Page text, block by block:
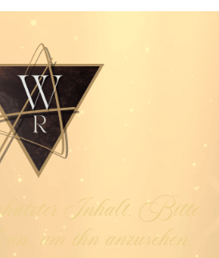
Inhalt. Bitte
um ihn anzusehen.